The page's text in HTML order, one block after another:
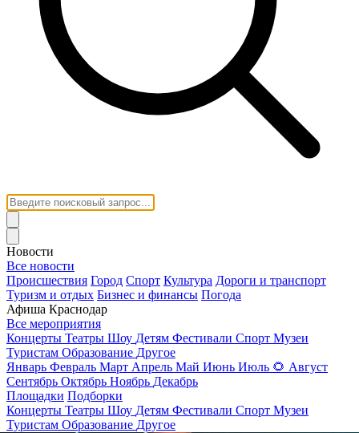
Новости
Все новости
Происшествия Город Спорт Культура Дороги и транспорт
Туризм и отдых Бизнес и финансы Погода
Афиша Краснодар
Все мероприятия
Концерты Театры Шоу Детям Фестивали Спорт Музеи
Туристам Образование Другое
Январь Февраль Март Апрель Май Июнь Июль 🌻 Август
Сентябрь Октябрь Ноябрь Декабрь
Площадки Подборки
Концерты Театры Шоу Детям Фестивали Спорт Музеи
Туристам Образование Другое